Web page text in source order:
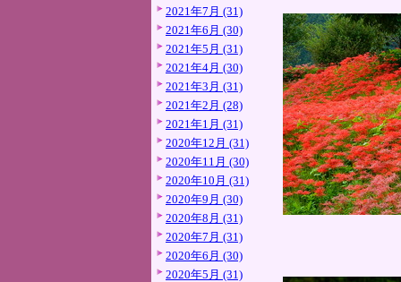
2021年7月 (31)
2021年6月 (30)
2021年5月 (31)
2021年4月 (30)
2021年3月 (31)
2021年2月 (28)
2021年1月 (31)
2020年12月 (31)
2020年11月 (30)
2020年10月 (31)
2020年9月 (30)
2020年8月 (31)
2020年7月 (31)
2020年6月 (30)
2020年5月 (31)